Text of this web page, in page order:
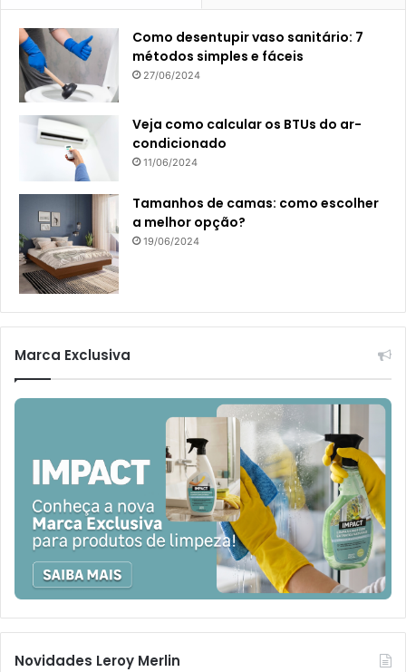
Como desentupir vaso sanitário: 7
métodos simples e fáceis
27/06/2024
Veja como calcular os BTUs do ar-
condicionado
11/06/2024
Tamanhos de camas: como escolher
a melhor opção?
19/06/2024
Marca Exclusiva
Novidades Leroy Merlin